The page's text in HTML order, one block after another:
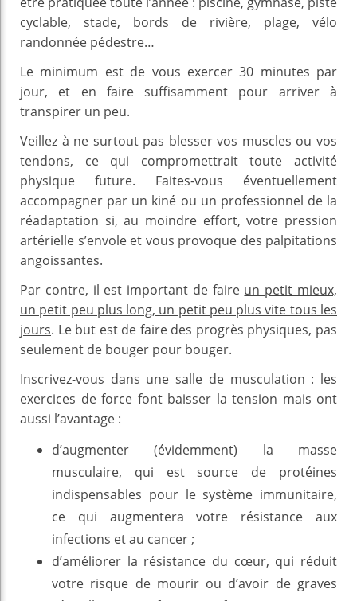
cyclable, stade, bords de rivière, plage, vélo
randonnée pédestre…
Le minimum est de vous exercer 30 minutes par
jour, et en faire suffisamment pour arriver à
transpirer un peu.
Veillez à ne surtout pas blesser vos muscles ou vos
tendons, ce qui compromettrait toute activité
physique future. Faites-vous éventuellement
accompagner par un kiné ou un professionnel de la
réadaptation si, au moindre effort, votre pression
artérielle s’envole et vous provoque des palpitations
angoissantes.
Par contre, il est important de faire un petit mieux,
un petit peu plus long, un petit peu plus vite tous les
jours. Le but est de faire des progrès physiques, pas
seulement de bouger pour bouger.
Inscrivez-vous dans une salle de musculation : les
exercices de force font baisser la tension mais ont
aussi l’avantage :
d’augmenter (évidemment) la masse
musculaire, qui est source de protéines
indispensables pour le système immunitaire,
ce qui augmentera votre résistance aux
infections et au cancer ;
d’améliorer la résistance du cœur, qui réduit
votre risque de mourir ou d’avoir de graves